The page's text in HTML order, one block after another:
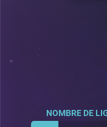
NOMBRE DE